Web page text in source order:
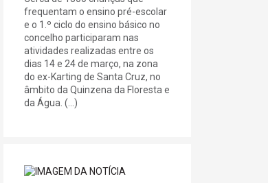
frequentam o ensino pré-escolar
e o 1.º ciclo do ensino básico no
concelho participaram nas
atividades realizadas entre os
dias 14 e 24 de março, na zona
do ex-Karting de Santa Cruz, no
âmbito da Quinzena da Floresta e
da Água. (...)